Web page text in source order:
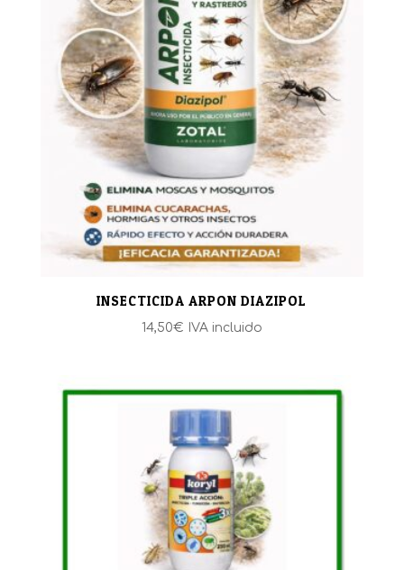
INSECTICIDA ARPON DIAZIPOL
14,50€ IVA incluido